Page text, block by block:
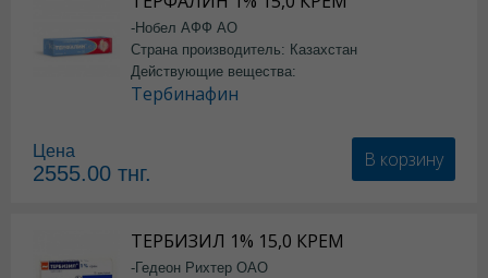
-Нобел АФФ АО
Страна производитель: Казахстан
Действующие вещества:
Тербинафин
Цена
2555.00 тнг.
В корзину
ТЕРБИЗИЛ 1% 15,0 КРЕМ
-Гедеон Рихтер ОАО